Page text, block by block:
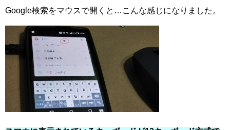
Google検索をマウスで開くと…こんな感じになりました。